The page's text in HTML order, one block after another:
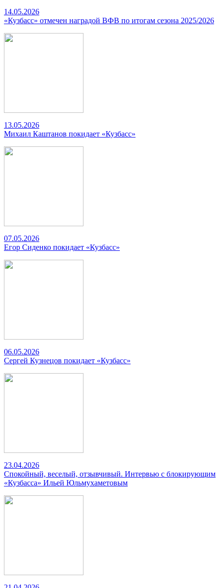
14.05.2026
«Кузбасс» отмечен наградой ВФВ по итогам сезона 2025/2026
13.05.2026
Михаил Каштанов покидает «Кузбасс»
07.05.2026
Егор Сиденко покидает «Кузбасс»
06.05.2026
Сергей Кузнецов покидает «Кузбасс»
23.04.2026
Спокойный, веселый, отзывчивый. Интервью с блокирующим
«Кузбасса» Ильей Юльмухаметовым